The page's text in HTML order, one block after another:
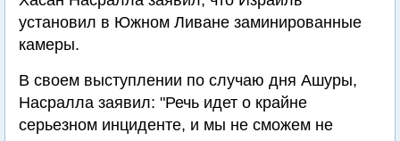
установил в Южном Ливане заминированные
камеры.
В своем выступлении по случаю дня Ашуры,
Насралла заявил: "Речь идет о крайне
серьезном инциденте, и мы не сможем не